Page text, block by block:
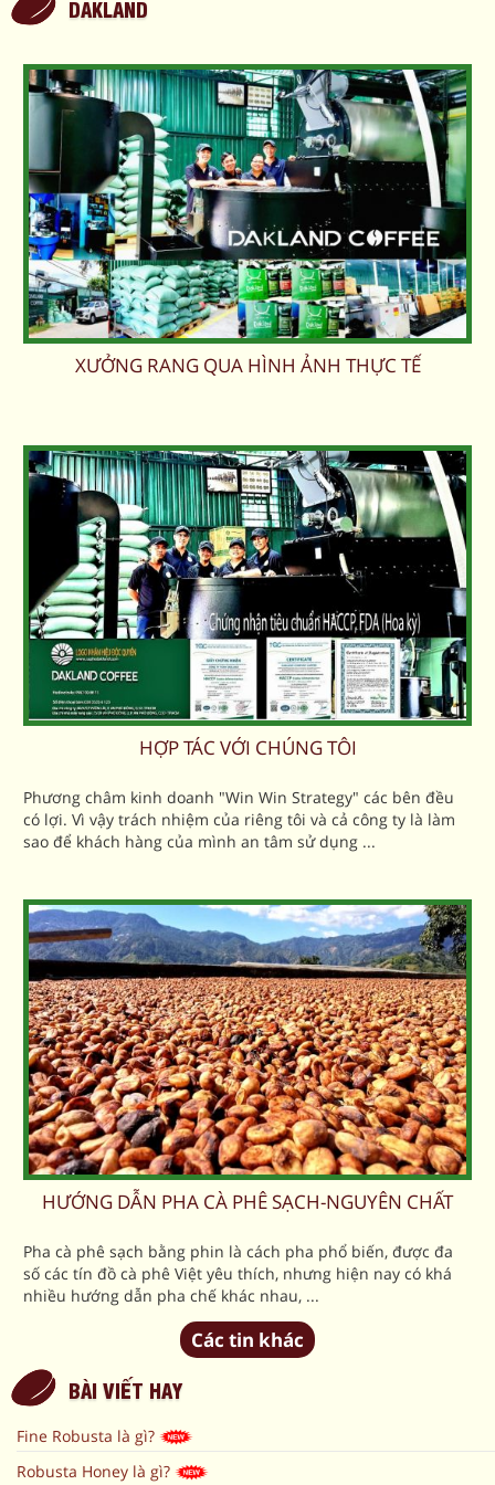
DAKLAND
XƯỞNG RANG QUA HÌNH ẢNH THỰC TẾ
HỢP TÁC VỚI CHÚNG TÔI
Phương châm kinh doanh "Win Win Strategy" các bên đều
có lợi. Vì vậy trách nhiệm của riêng tôi và cả công ty là làm
sao để khách hàng của mình an tâm sử dụng ...
HƯỚNG DẪN PHA CÀ PHÊ SẠCH-NGUYÊN CHẤT
Pha cà phê sạch bằng phin là cách pha phổ biến, được đa
số các tín đồ cà phê Việt yêu thích, nhưng hiện nay có khá
nhiều hướng dẫn pha chế khác nhau, ...
Các tin khác
BÀI VIẾT HAY
Fine Robusta là gì?
Robusta Honey là gì?